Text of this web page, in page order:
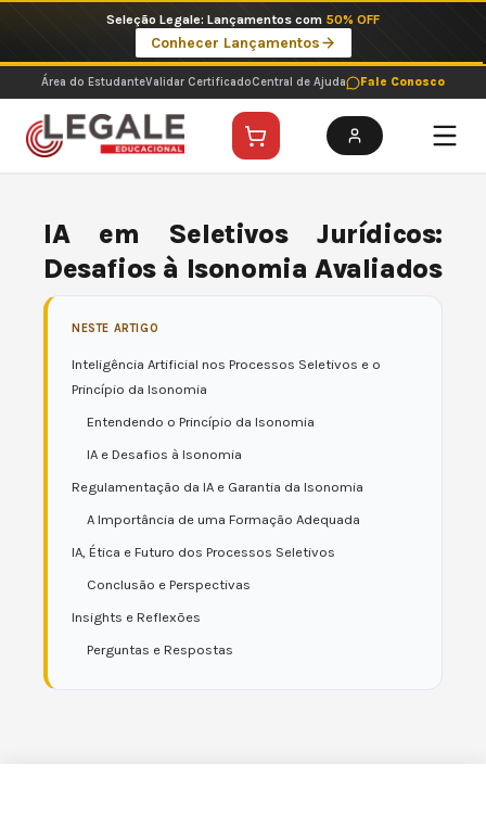
o
conteúdo
Imperdíveis no Pix: Pós Selecionadas a 199 reais no pix em parcela única
Ver ofertas
Área do EstudanteValidar CertificadoCentral de Ajuda Fale Conosco
IA em Seletivos Jurídicos:
Desafios à Isonomia Avaliados
NESTE ARTIGO
Inteligência Artificial nos Processos Seletivos e o
Princípio da Isonomia
Entendendo o Princípio da Isonomia
IA e Desafios à Isonomia
Regulamentação da IA e Garantia da Isonomia
A Importância de uma Formação Adequada
IA, Ética e Futuro dos Processos Seletivos
Conclusão e Perspectivas
Insights e Reflexões
Perguntas e Respostas